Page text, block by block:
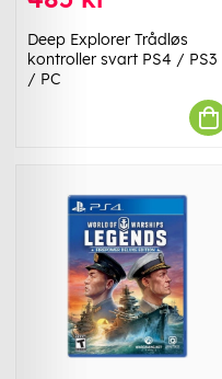
Deep Explorer Trådløs
kontroller svart PS4 / PS3
/ PC